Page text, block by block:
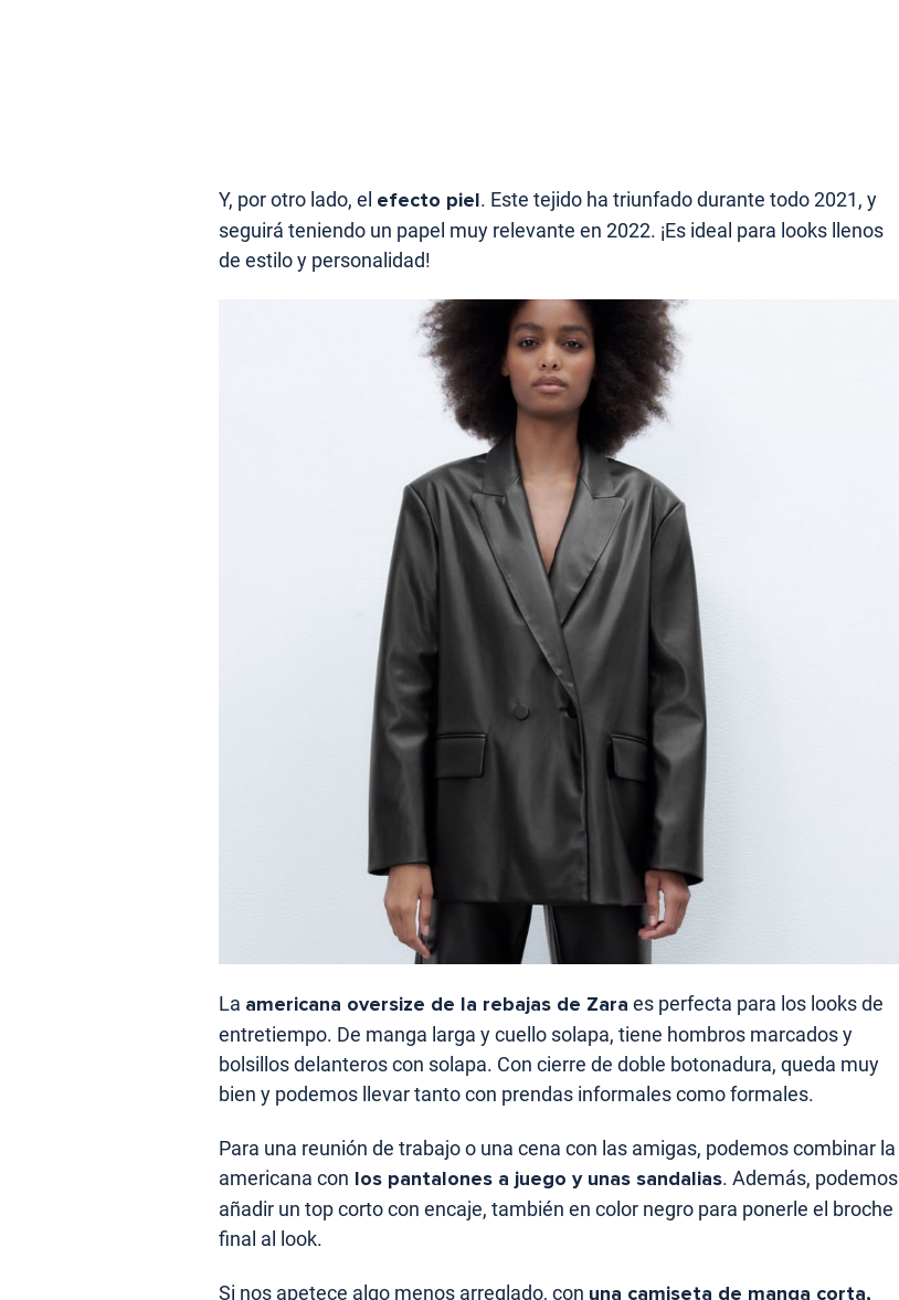
Y, por otro lado, el efecto piel. Este tejido ha triunfado durante todo 2021, y
seguirá teniendo un papel muy relevante en 2022. ¡Es ideal para looks llenos
de estilo y personalidad!
La americana oversize de la rebajas de Zara es perfecta para los looks de
entretiempo. De manga larga y cuello solapa, tiene hombros marcados y
bolsillos delanteros con solapa. Con cierre de doble botonadura, queda muy
bien y podemos llevar tanto con prendas informales como formales.
Para una reunión de trabajo o una cena con las amigas, podemos combinar la
americana con los pantalones a juego y unas sandalias. Además, podemos
añadir un top corto con encaje, también en color negro para ponerle el broche
final al look.
Si nos apetece algo menos arreglado, con una camiseta de manga corta,